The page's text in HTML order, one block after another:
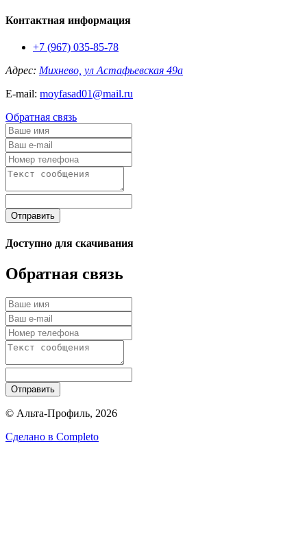
Контактная информация
+7 (967) 035-85-78
Адрес: Михнево, ул Астафьевская 49а
E-mail: moyfasad01@mail.ru
Обратная связь
Отправить
Доступно для скачивания
Обратная связь
Отправить
© Альта-Профиль, 2026
Сделано в Completo